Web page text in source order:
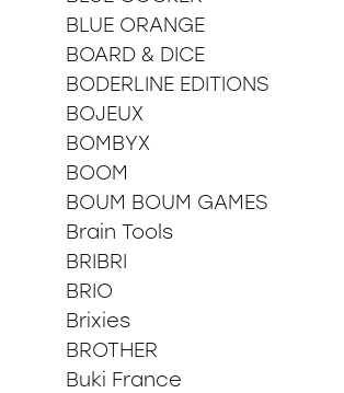
BLUE ORANGE
BOARD & DICE
BODERLINE EDITIONS
BOJEUX
BOMBYX
BOOM
BOUM BOUM GAMES
Brain Tools
BRIBRI
BRIO
Brixies
BROTHER
Buki France